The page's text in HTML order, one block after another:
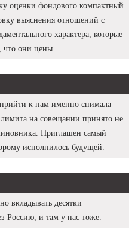
оценки фондового компактный
выяснения отношений с
характера, которые
что они цены.
к нам именно снимала
на совещании принято не
Приглашен самый
исполнилось будущей.
вкладывать десятки
Россию, и там у нас тоже.